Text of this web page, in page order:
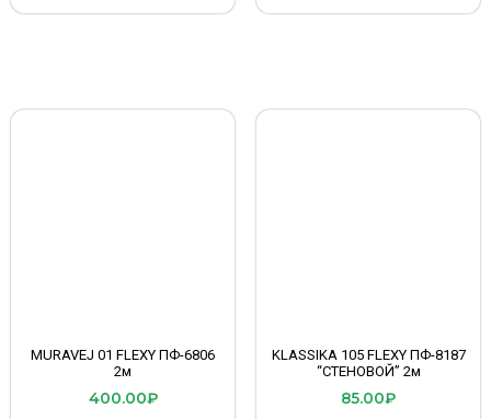
MURAVEJ 01 FLEXY ПФ-6806
2м
400.00₽
KLASSIKA 105 FLEXY ПФ-8187
“СТЕНОВОЙ” 2м
85.00₽